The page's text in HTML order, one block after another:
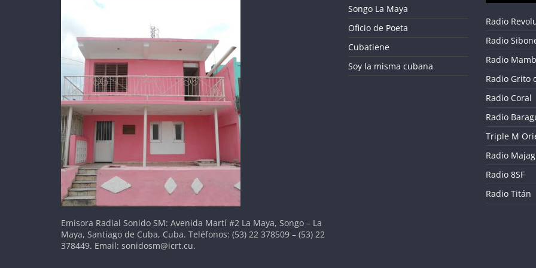
Emisora Radial Sonido SM: Avenida Martí #2 La Maya, Songo – La
Maya, Santiago de Cuba, Cuba. Teléfonos: (53) 22 378509 – (53) 22
378449. Email: sonidosm@icrt.cu.
Songo La Maya
Oficio de Poeta
Cubatiene
Soy la misma cubana
Radio
Radio
Radio
Radio Grito
Radio Coral
Radio
Triple M
Radio
Radio 8SF
Radio Titán